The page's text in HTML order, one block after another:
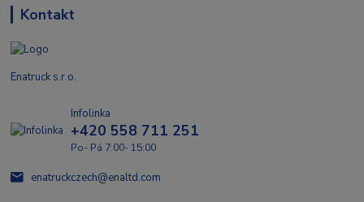
Kontakt
Enatruck s.r.o.
Infolinka
+420 558 711 251
Po- Pá 7:00- 15:00
enatruckczech@enaltd.com